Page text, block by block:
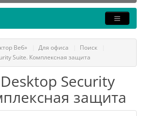
Веб» Для офиса
Поиск
Suite. Комплексная защита
Security
защита